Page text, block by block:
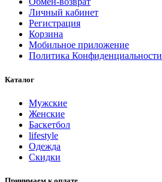
Личный кабинет
Регистрация
Корзина
Мобильное приложение
Политика Конфиденциальности
Каталог
Мужские
Женские
Баскетбол
lifestyle
Одежда
Скидки